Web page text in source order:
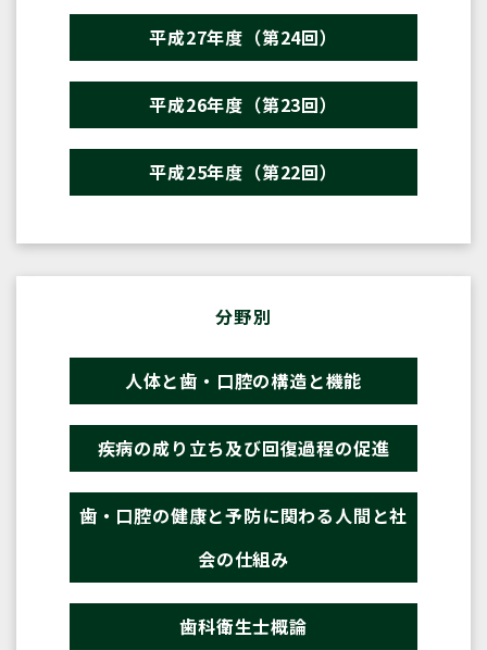
平成27年度（第24回）
平成26年度（第23回）
平成25年度（第22回）
分野別
人体と歯・口腔の構造と機能
疾病の成り立ち及び回復過程の促進
歯・口腔の健康と予防に関わる人間と社
会の仕組み
歯科衛生士概論